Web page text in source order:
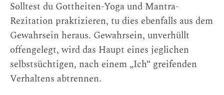
Solltest du Gottheiten-Yoga und Mantra-
Rezitation praktizieren, tu dies ebenfalls aus dem
Gewahrsein heraus. Gewahrsein, unverhüllt
offengelegt, wird das Haupt eines jeglichen
selbstsüchtigen, nach einem „Ich“ greifenden
Verhaltens abtrennen.